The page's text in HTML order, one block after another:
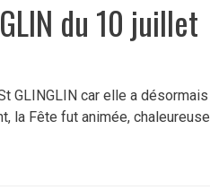
du 10 juillet
GLINGLIN car elle a désormais
la Fête fut animée, chaleureuse